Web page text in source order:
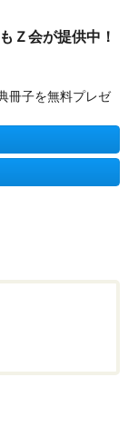
Ｚ会が提供中！
冊子を無料プレゼ